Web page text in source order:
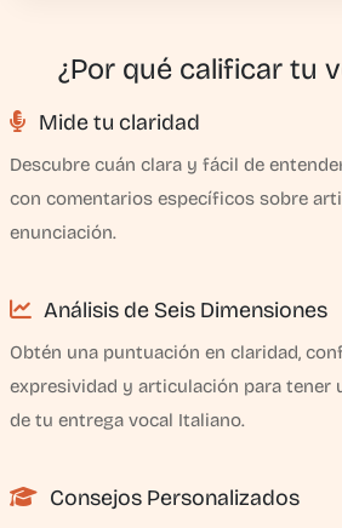
¿Por qué calificar tu
Mide tu claridad
Descubre cuán clara y fácil de
con comentarios específicos sobre
enunciación.
Análisis de Seis Dimensiones
Obtén una puntuación en claridad,
expresividad y articulación para tener
de tu entrega vocal Italiano.
Consejos Personalizados